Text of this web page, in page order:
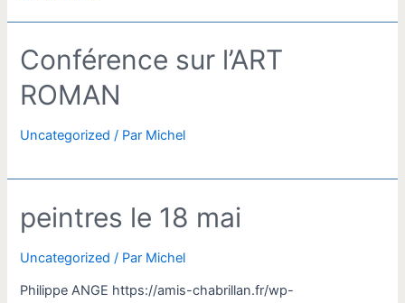
chats
arrivent!
Conférence sur l’ART
ROMAN
Uncategorized / Par Michel
peintres le 18 mai
Uncategorized / Par Michel
Philippe ANGE https://amis-chabrillan.fr/wp-